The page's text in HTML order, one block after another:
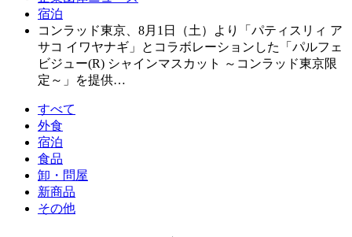
宿泊
コンラッド東京、8月1日（土）より「パティスリィ ア
サコ イワヤナギ」とコラボレーションした「パルフェ
ビジュー(R) シャインマスカット ～コンラッド東京限
定～」を提供…
すべて
外食
宿泊
食品
卸・問屋
新商品
その他